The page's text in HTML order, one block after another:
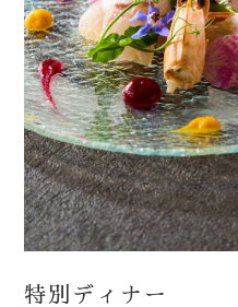
特別ディナー